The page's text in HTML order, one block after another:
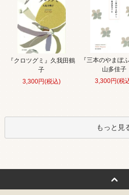
『クロツグミ』久我田鶴
子
3,300円(税込)
『三本のやまぼ
山多佳子
3,300円(税
もっと見